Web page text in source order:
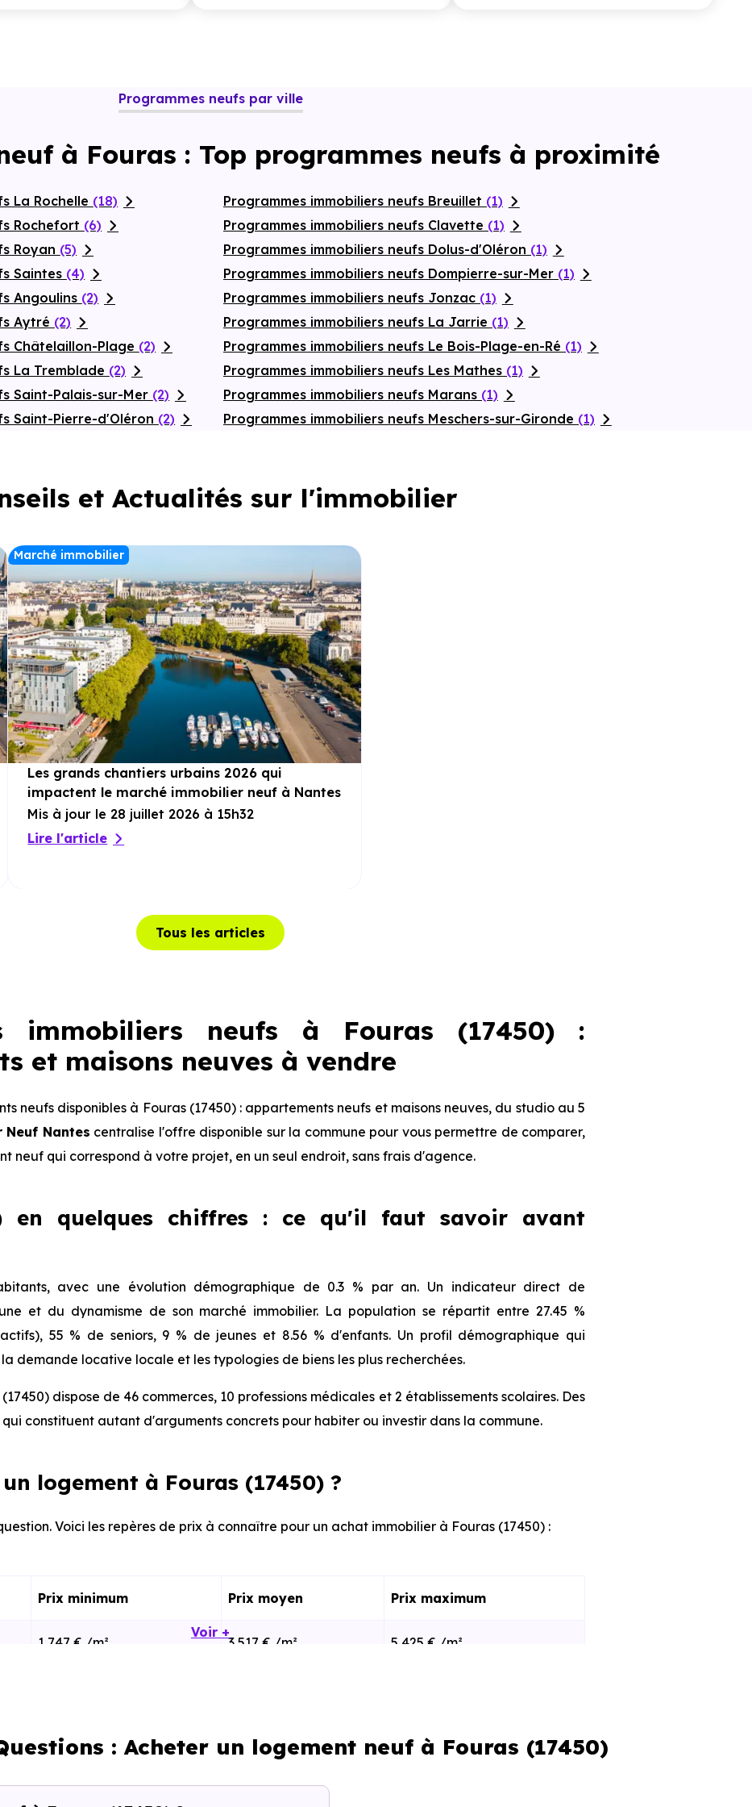
Programmes neufs par ville
à Fouras : Top programmes neufs à proximité
La Rochelle (18)
Rochefort (6)
Royan (5)
Saintes (4)
Angoulins (2)
Aytré (2)
Châtelaillon-Plage (2)
La Tremblade (2)
Saint-Palais-sur-Mer (2)
Saint-Pierre-d'Oléron (2)
Programmes immobiliers neufs Breuillet (1)
Programmes immobiliers neufs Clavette (1)
Programmes immobiliers neufs Dolus-d'Oléron (1)
Programmes immobiliers neufs Dompierre-sur-Mer (1)
Programmes immobiliers neufs Jonzac (1)
Programmes immobiliers neufs La Jarrie (1)
Programmes immobiliers neufs Le Bois-Plage-en-Ré (1)
Programmes immobiliers neufs Les Mathes (1)
Programmes immobiliers neufs Marans (1)
Programmes immobiliers neufs Meschers-sur-Gironde (1)
et Actualités sur l'immobilier
Marché immobilier
Les grands chantiers urbains 2026 qui
impactent le marché immobilier neuf à Nantes
Mis à jour le 28 juillet 2026 à 15h32
Lire l'article
Tous les articles
immobiliers neufs à Fouras (17450) :
et maisons neuves à vendre
neufs disponibles à Fouras (17450) : appartements neufs et maisons neuves, du studio au 5
Nantes centralise l'offre disponible sur la commune pour vous permettre de comparer,
neuf qui correspond à votre projet, en un seul endroit, sans frais d'agence.
en quelques chiffres : ce qu'il faut savoir avant
avec une évolution démographique de 0.3 % par an. Un indicateur direct de
et du dynamisme de son marché immobilier. La population se répartit entre 27.45 %
55 % de seniors, 9 % de jeunes et 8.56 % d'enfants. Un profil démographique qui
demande locative locale et les typologies de biens les plus recherchées.
dispose de 46 commerces, 10 professions médicales et 2 établissements scolaires. Des
constituent autant d'arguments concrets pour habiter ou investir dans la commune.
logement à Fouras (17450) ?
Voici les repères de prix à connaître pour un achat immobilier à Fouras (17450) :
Prix minimum Prix moyen Prix maximum
1 747 € /m² 3 517 € /m² 5 425 € /m²
dans la commune, la surface, les prestations et le stade d'avancement du
Voir +
: Acheter un logement neuf à Fouras (17450)